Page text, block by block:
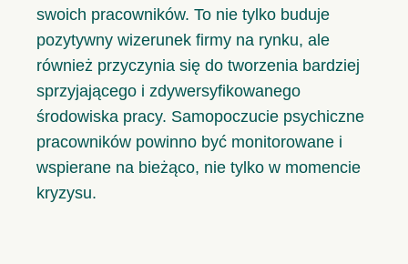
swoich pracowników. To nie tylko buduje
pozytywny wizerunek firmy na rynku, ale
również przyczynia się do tworzenia bardziej
sprzyjającego i zdywersyfikowanego
środowiska pracy. Samopoczucie psychiczne
pracowników powinno być monitorowane i
wspierane na bieżąco, nie tylko w momencie
kryzysu.